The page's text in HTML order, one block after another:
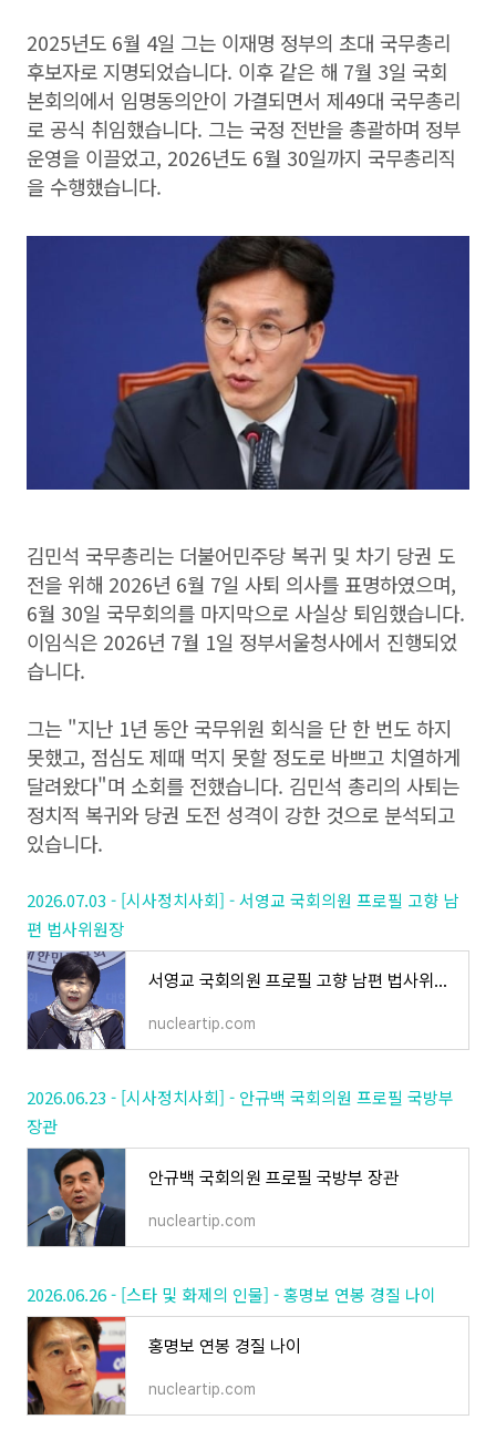
2025년도 6월 4일 그는 이재명 정부의 초대 국무총리
후보자로 지명되었습니다. 이후 같은 해 7월 3일 국회
본회의에서 임명동의안이 가결되면서 제49대 국무총리
로 공식 취임했습니다. 그는 국정 전반을 총괄하며 정부
운영을 이끌었고, 2026년도 6월 30일까지 국무총리직
을 수행했습니다.
김민석 국무총리는 더불어민주당 복귀 및 차기 당권 도
전을 위해 2026년 6월 7일 사퇴 의사를 표명하였으며,
6월 30일 국무회의를 마지막으로 사실상 퇴임했습니다.
이임식은 2026년 7월 1일 정부서울청사에서 진행되었
습니다.
그는 "지난 1년 동안 국무위원 회식을 단 한 번도 하지
못했고, 점심도 제때 먹지 못할 정도로 바쁘고 치열하게
달려왔다"며 소회를 전했습니다. 김민석 총리의 사퇴는
정치적 복귀와 당권 도전 성격이 강한 것으로 분석되고
있습니다.
2026.07.03 - [시사정치사회] - 서영교 국회의원 프로필 고향 남
편 법사위원장
서영교 국회의원 프로필 고향 남편 법사위원장
nucleartip.com
2026.06.23 - [시사정치사회] - 안규백 국회의원 프로필 국방부
장관
안규백 국회의원 프로필 국방부 장관
nucleartip.com
2026.06.26 - [스타 및 화제의 인물] - 홍명보 연봉 경질 나이
홍명보 연봉 경질 나이
nucleartip.com